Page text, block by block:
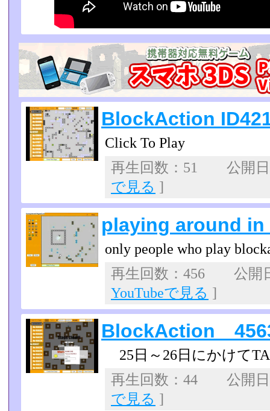
BlockAction
Click To Play
再生回数：51 公開
で見る ]
playing around
only people who play
再生回数：456 公開
YouTubeで見る ]
BlockAction
25日～26日にかけて
再生回数：44 公開
で見る ]